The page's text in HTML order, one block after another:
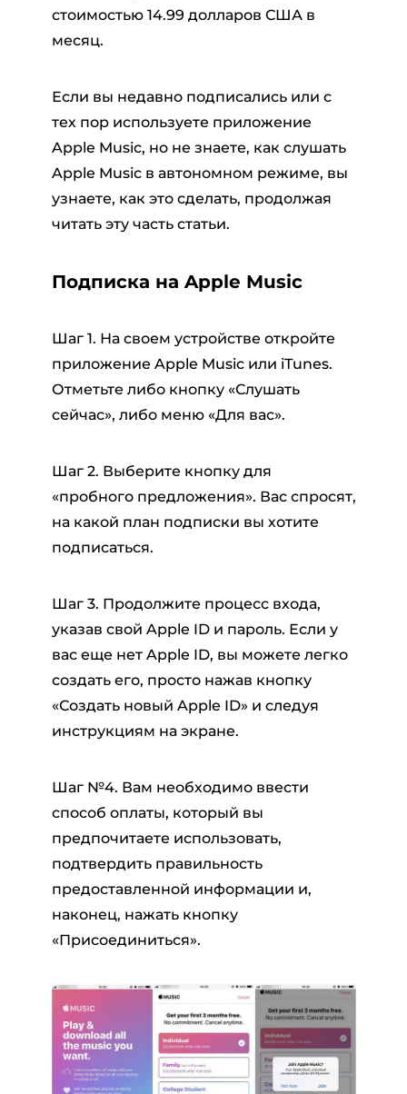
стоимостью 14.99 долларов США в
месяц.
Если вы недавно подписались или с
тех пор используете приложение
Apple Music, но не знаете, как слушать
Apple Music в автономном режиме, вы
узнаете, как это сделать, продолжая
читать эту часть статьи.
Подписка на Apple Music
Шаг 1. На своем устройстве откройте
приложение Apple Music или iTunes.
Отметьте либо кнопку «Слушать
сейчас», либо меню «Для вас».
Шаг 2. Выберите кнопку для
«пробного предложения». Вас спросят,
на какой план подписки вы хотите
подписаться.
Шаг 3. Продолжите процесс входа,
указав свой Apple ID и пароль. Если у
вас еще нет Apple ID, вы можете легко
создать его, просто нажав кнопку
«Создать новый Apple ID» и следуя
инструкциям на экране.
Шаг №4. Вам необходимо ввести
способ оплаты, который вы
предпочитаете использовать,
подтвердить правильность
предоставленной информации и,
наконец, нажать кнопку
«Присоединиться».